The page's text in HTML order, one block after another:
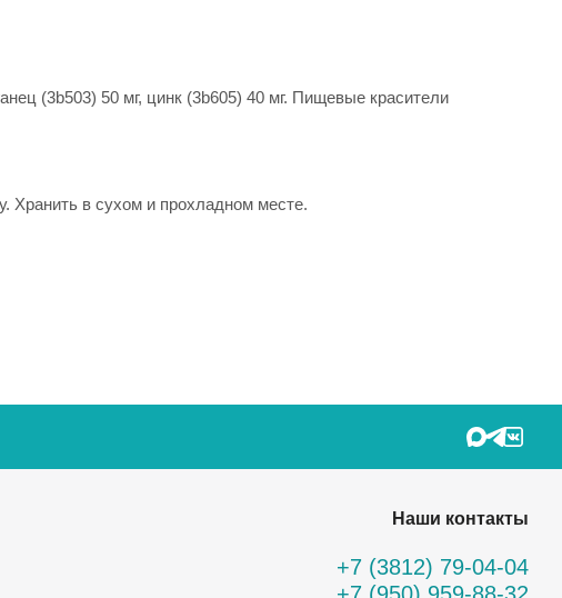
(3b503) 50 мг, цинк (3b605) 40 мг. Пищевые красители
Хранить в сухом и прохладном месте.
Наши контакты
+7 (3812) 79-04-04